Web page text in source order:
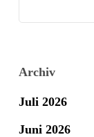
Archiv
Juli 2026
Juni 2026